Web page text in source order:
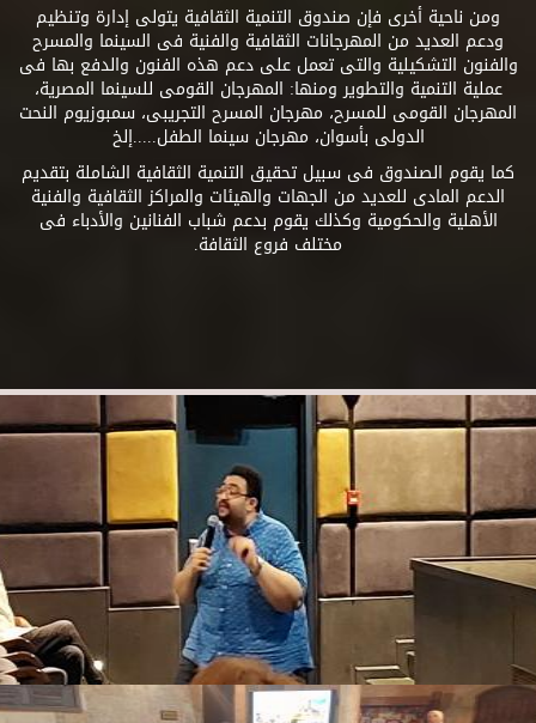
ومن ناحية أخرى فإن صندوق التنمية الثقافية يتولى إدارة وتنظيم
ودعم العديد من المهرجانات الثقافية والفنية فى السينما والمسرح
والفنون التشكيلية والتى تعمل على دعم هذه الفنون والدفع بها فى
عملية التنمية والتطوير ومنها: المهرجان القومى للسينما المصرية،
المهرجان القومى للمسرح، مهرجان المسرح التجريبى، سمبوزيوم النحت
الدولى بأسوان، مهرجان سينما الطفل.....إلخ
كما يقوم الصندوق فى سبيل تحقيق التنمية الثقافية الشاملة بتقديم
الدعم المادى للعديد من الجهات والهيئات والمراكز الثقافية والفنية
الأهلية والحكومية وكذلك يقوم بدعم شباب الفنانين والأدباء فى
مختلف فروع الثقافة.